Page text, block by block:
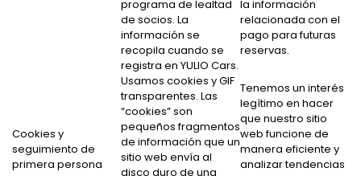
programa de lealtad
de socios. La
información se
recopila cuando se
registra en YULIO Cars.
la información
relacionada con el
pago para futuras
reservas.
Cookies y
seguimiento de
primera persona
Usamos cookies y GIF
transparentes. Las
“cookies” son
pequeños fragmentos
de información que un
sitio web envía al
disco duro de una
Tenemos un interés
legítimo en hacer
que nuestro sitio
web funcione de
manera eficiente y
analizar tendencias